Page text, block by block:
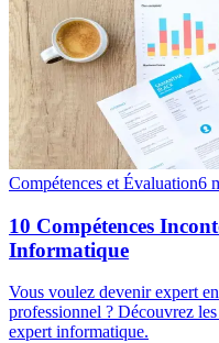
Compétences et Évaluation6
10 Compétences
Informatique
Vous voulez devenir expert
professionnel ? Découvrez
expert informatique.